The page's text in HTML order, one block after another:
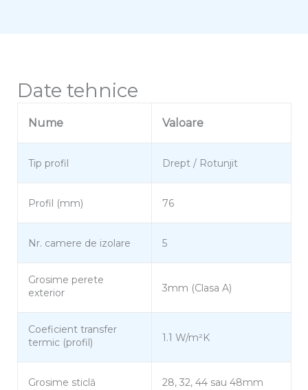
Date tehnice
Nume Valoare
Tip profil Drept / Rotunjit
Profil (mm) 76
Nr. camere de izolare 5
Grosime perete
exterior
3mm (Clasa A)
Coeficient transfer
termic (profil)
1.1 W/m²K
Grosime sticlă 28, 32, 44 sau 48mm